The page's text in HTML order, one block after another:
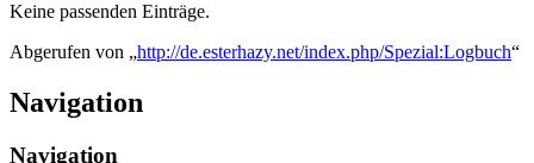
Keine passenden Einträge.
Abgerufen von „http://de.esterhazy.net/index.php/Spezial:Logbuch“
Navigation
Navigation